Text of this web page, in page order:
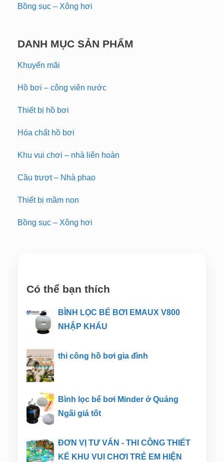
Bồng sục – Xông hơi
DANH MỤC SẢN PHẨM
Khuyến mãi
Hồ bơi – công viên nước
Thiết bị hồ bơi
Hóa chất hồ bơi
Khu vui chơi – nhà liên hoàn
Cầu trượt – Nhà phao
Thiết bị mầm non
Bồng sục – Xông hơi
Có thể bạn thích
BÌNH LỌC BỂ BƠI EMAUX V800
NHẬP KHẨU
thi công hồ bơi gia đình
Bình lọc bể bơi Minder ở Quảng
Ngãi giá tốt
ĐƠN VỊ TƯ VẤN - THI CÔNG THIẾT
KẾ KHU VUI CHƠI TRẺ EM HIỆN